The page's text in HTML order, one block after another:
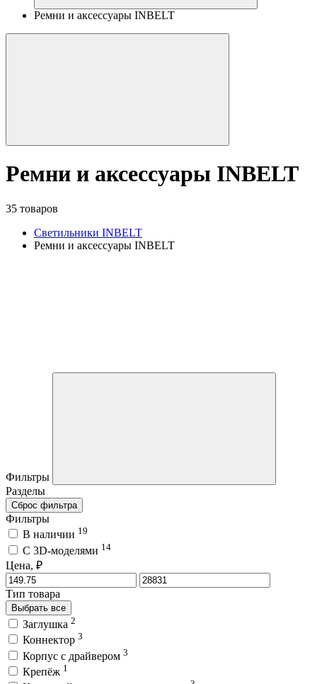
Ремни и аксессуары INBELT
Ремни и аксессуары INBELT
35 товаров
Светильники INBELT
Ремни и аксессуары INBELT
Фильтры
Разделы
Сброс фильтра
Фильтры
В наличии 19
C 3D-моделями 14
Цена, ₽
Тип товара
Выбрать все
Заглушка 2
Коннектор 3
Корпус с драйвером 3
Крепёж 1